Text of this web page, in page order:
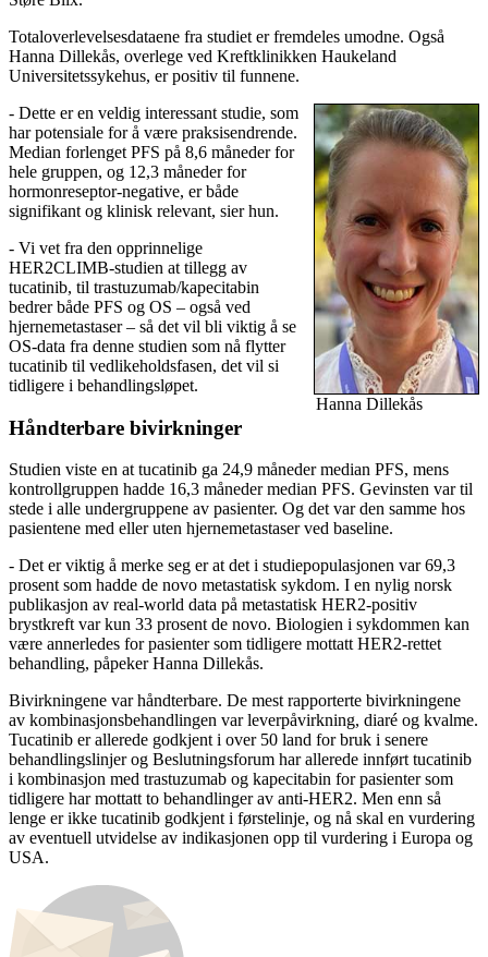
Totaloverlevelsesdataene fra studiet er fremdeles umodne. Også
Hanna Dillekås, overlege ved Kreftklinikken Haukeland
Universitetssykehus, er positiv til funnene.
Hanna Dillekås
- Dette er en veldig interessant studie, som
har potensiale for å være praksisendrende.
Median forlenget PFS på 8,6 måneder for
hele gruppen, og 12,3 måneder for
hormonreseptor-negative, er både
signifikant og klinisk relevant, sier hun.
- Vi vet fra den opprinnelige
HER2CLIMB-studien at tillegg av
tucatinib, til trastuzumab/kapecitabin
bedrer både PFS og OS – også ved
hjernemetastaser – så det vil bli viktig å se
OS-data fra denne studien som nå flytter
tucatinib til vedlikeholdsfasen, det vil si
tidligere i behandlingsløpet.
Håndterbare bivirkninger
Studien viste en at tucatinib ga 24,9 måneder median PFS, mens
kontrollgruppen hadde 16,3 måneder median PFS. Gevinsten var til
stede i alle undergruppene av pasienter. Og det var den samme hos
pasientene med eller uten hjernemetastaser ved baseline.
- Det er viktig å merke seg er at det i studiepopulasjonen var 69,3
prosent som hadde de novo metastatisk sykdom. I en nylig norsk
publikasjon av real-world data på metastatisk HER2-positiv
brystkreft var kun 33 prosent de novo. Biologien i sykdommen kan
være annerledes for pasienter som tidligere mottatt HER2-rettet
behandling, påpeker Hanna Dillekås.
Bivirkningene var håndterbare. De mest rapporterte bivirkningene
av kombinasjonsbehandlingen var leverpåvirkning, diaré og kvalme.
Tucatinib er allerede godkjent i over 50 land for bruk i senere
behandlingslinjer og Beslutningsforum har allerede innført tucatinib
i kombinasjon med trastuzumab og kapecitabin for pasienter som
tidligere har mottatt to behandlinger av anti-HER2. Men enn så
lenge er ikke tucatinib godkjent i førstelinje, og nå skal en vurdering
av eventuell utvidelse av indikasjonen opp til vurdering i Europa og
USA.